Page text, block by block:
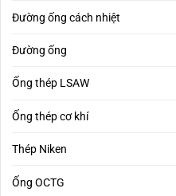
Đường ống cách nhiệt
Đường ống
Ống thép LSAW
Ống thép cơ khí
Thép Niken
Ống OCTG